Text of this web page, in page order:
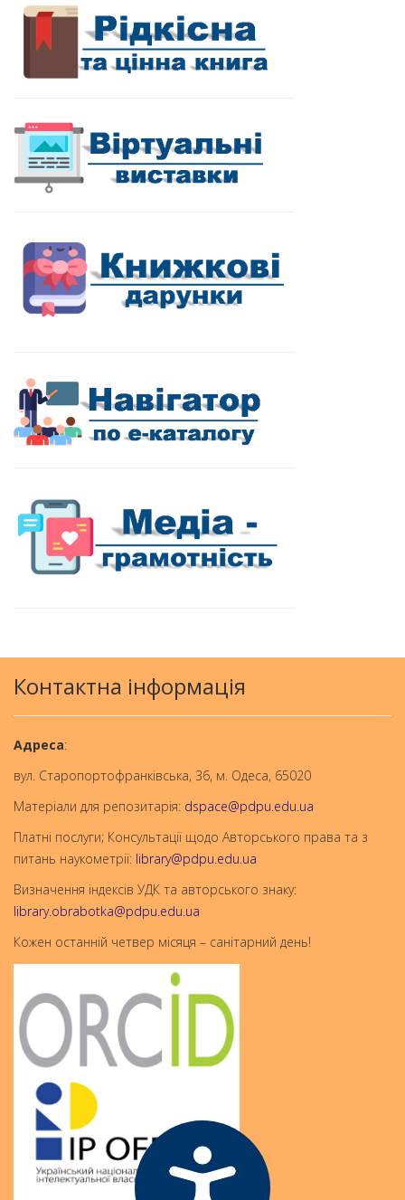
Контактна інформація
Aдреса:
вул. Старопортофранківська, 36, м. Одеса, 65020
Матеріали для репозитарія: dspace@pdpu.edu.ua
Платні послуги; Консультації щодо Авторського права та з
питань наукометрії: library@pdpu.edu.ua
Визначення індексів УДК та авторського знаку:
library.obrabotka@pdpu.edu.ua
Кожен останній четвер місяця – санітарний день!